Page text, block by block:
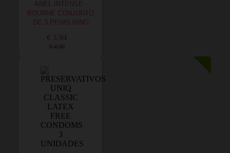
ANEL INTENSE -
BOURNE CONJUNTO
DE 3 PENIS RING
€ 3,94
€ 4,96